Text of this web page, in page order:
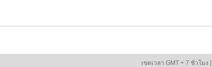
เขตเวลา GMT + 7 ชั่วโมง [